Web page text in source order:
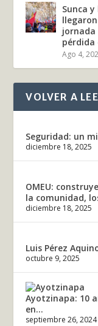
Sunca
jornada
pérdida
Ago 4,
VOLVER A
Seguridad: un
diciembre 18, 2025
OMEU:
la comunidad,
diciembre 18, 2025
Luis Pérez
octubre 9, 2025
Ayotzinapa: 10
en...
septiembre 26, 2024